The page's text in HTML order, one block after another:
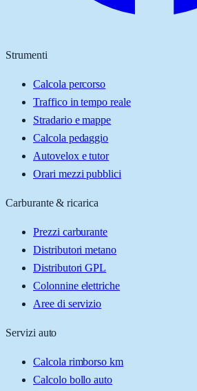
Strumenti
Calcola percorso
Traffico in tempo reale
Stradario e mappe
Calcola pedaggio
Autovelox e tutor
Orari mezzi pubblici
Carburante & ricarica
Prezzi carburante
Distributori metano
Distributori GPL
Colonnine elettriche
Aree di servizio
Servizi auto
Calcola rimborso km
Calcolo bollo auto